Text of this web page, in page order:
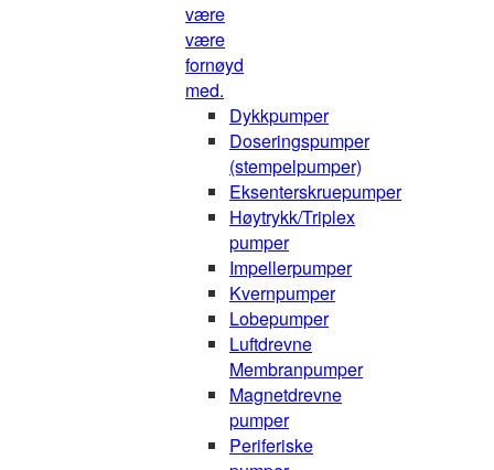
være
være
fornøyd
med.
Dykkpumper
Doseringspumper
(stempelpumper)
Eksenterskruepumper
Høytrykk/Triplex
pumper
Impellerpumper
Kvernpumper
Lobepumper
Luftdrevne
Membranpumper
Magnetdrevne
pumper
Periferiske